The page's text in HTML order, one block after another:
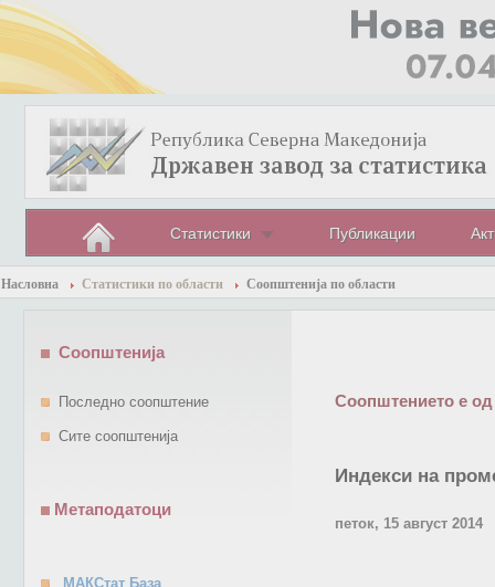
Статистики Публикации
Насловна Статистики по области Соопштенија по области
Соопштението е од
Индекси на
петок, 15 август 2014
Соопштенија
Последно соопштение
Сите соопштенија
Метаподатоци
МАКСтат База